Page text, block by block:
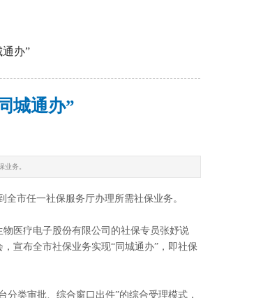
办”
城通办”
业务。
市任一社保服务厅办理所需社保业务。
医疗电子股份有限公司的社保专员张妤说
宣布全市社保业务实现“同城通办”，即社保
类审批、综合窗口出件”的综合受理模式，